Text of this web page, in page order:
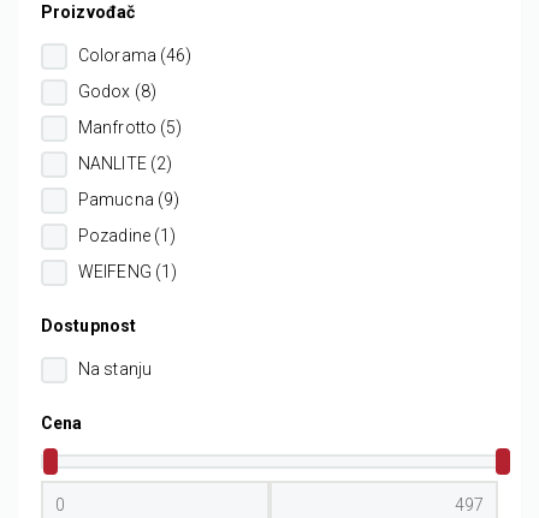
Proizvođač
Colorama (46)
Godox (8)
Manfrotto (5)
NANLITE (2)
Pamucna (9)
Pozadine (1)
WEIFENG (1)
Dostupnost
Na stanju
Cena